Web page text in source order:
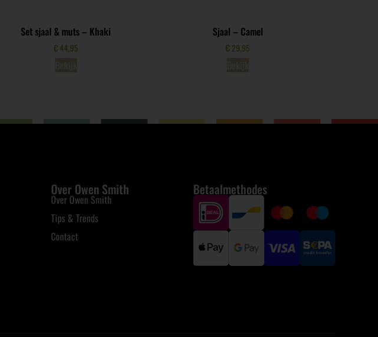
Set sjaal & muts – Khaki
€ 44,95
Sjaal – Camel
€ 29,95
Over Owen Smith
Over Owen Smith
Tips & Trends
Contact
Betaalmethodes